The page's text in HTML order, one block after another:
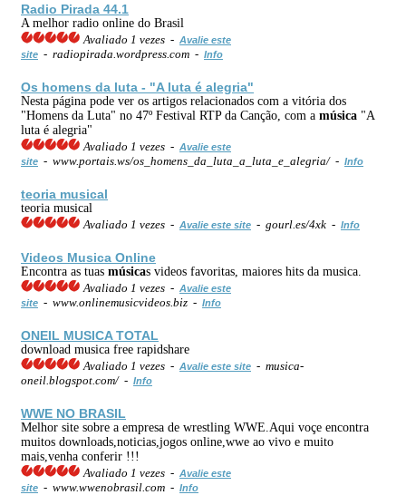
Radio Pirada 44.1
A melhor radio online do Brasil
Avaliado 1 vezes - Avalie este
site - radiopirada.wordpress.com - Info
Os homens da luta - "A luta é alegria"
Nesta página pode ver os artigos relacionados com a vitória dos
"Homens da Luta" no 47º Festival RTP da Canção, com a música "A
luta é alegria"
Avaliado 1 vezes - Avalie este
site - www.portais.ws/os_homens_da_luta_a_luta_e_alegria/ - Info
teoria musical
teoria musical
Avaliado 1 vezes - Avalie este site - gourl.es/4xk - Info
Videos Musica Online
Encontra as tuas músicas videos favoritas, maiores hits da musica.
Avaliado 1 vezes - Avalie este
site - www.onlinemusicvideos.biz - Info
ONEIL MUSICA TOTAL
download musica free rapidshare
Avaliado 1 vezes - Avalie este site - musica-
oneil.blogspot.com/ - Info
WWE NO BRASIL
Melhor site sobre a empresa de wrestling WWE.Aqui voçe encontra
muitos downloads,noticias,jogos online,wwe ao vivo e muito
mais,venha conferir !!!
Avaliado 1 vezes - Avalie este
site - www.wwenobrasil.com - Info